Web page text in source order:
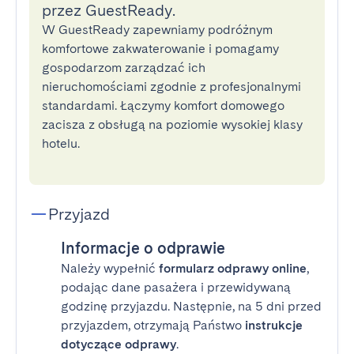
przez GuestReady.
W GuestReady zapewniamy podróżnym
komfortowe zakwaterowanie i pomagamy
gospodarzom zarządzać ich
nieruchomościami zgodnie z profesjonalnymi
standardami. Łączymy komfort domowego
zacisza z obsługą na poziomie wysokiej klasy
hotelu.
Przyjazd
Informacje o odprawie
Należy wypełnić formularz odprawy online,
podając dane pasażera i przewidywaną
godzinę przyjazdu. Następnie, na 5 dni przed
przyjazdem, otrzymają Państwo instrukcje
dotyczące odprawy.